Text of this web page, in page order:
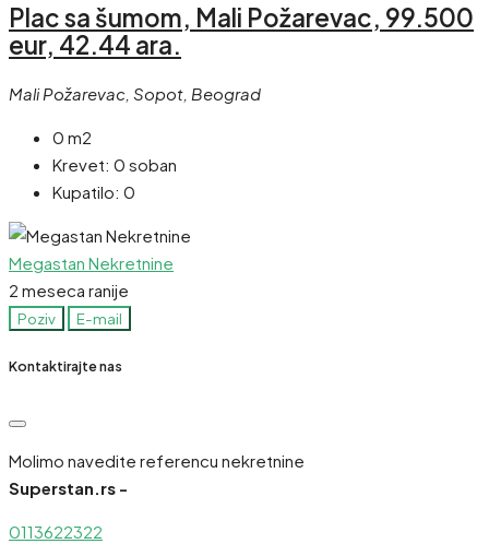
Plac sa šumom, Mali Požarevac, 99.500
eur, 42.44 ara.
Mali Požarevac, Sopot, Beograd
0 m2
Krevet: 0 soban
Kupatilo: 0
Megastan Nekretnine
2 meseca ranije
Poziv E-mail
Kontaktirajte nas
Molimo navedite referencu nekretnine
Superstan.rs -
0113622322